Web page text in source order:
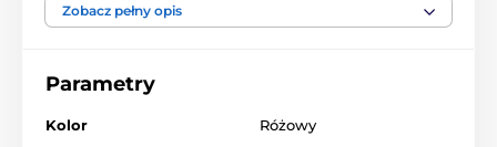
zwierzakiem, Reedog Senza
łatwą obsługę, czyli niezawodną kontrolę. Każdy, kto
skuteczności działania.
Zobacz pełny opis
Parametry
Kolor Różowy